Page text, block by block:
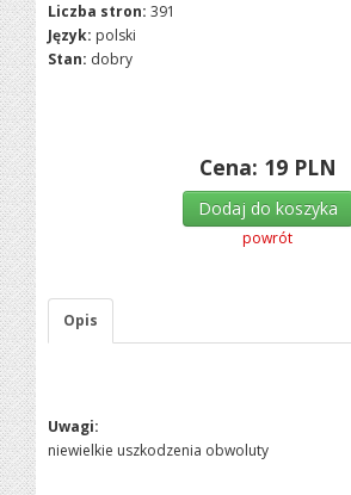
Liczba stron: 391
Język: polski
Stan: dobry
Cena: 19 PLN
Dodaj do koszyka
powrót
Opis
Uwagi:
niewielkie uszkodzenia obwoluty